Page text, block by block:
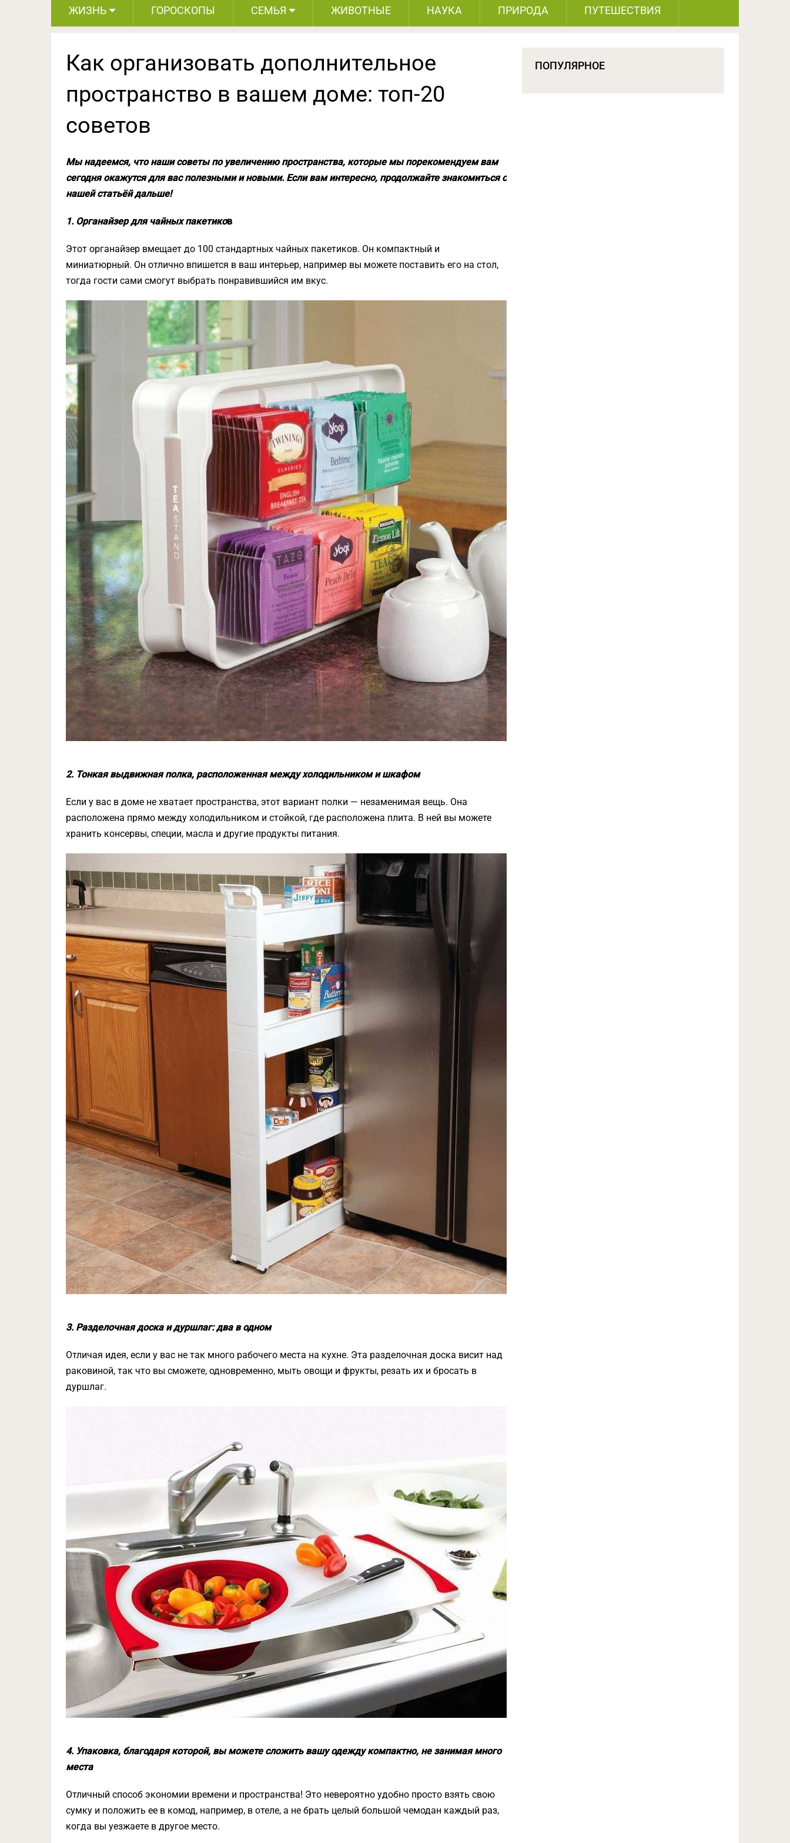
ЖИЗНЬ ГОРОСКОПЫ СЕМЬЯ ЖИВОТНЫЕ НАУКА ПРИРОДА ПУТЕШЕСТВИЯ
Как организовать дополнительное
пространство в вашем доме: топ-20
советов
Мы надеемся, что наши советы по увеличению пространства, которые мы порекомендуем вам
сегодня окажутся для вас полезными и новыми. Если вам интересно, продолжайте знакомиться с
нашей статьёй дальше!
1. Органайзер для чайных пакетиков
Этот органайзер вмещает до 100 стандартных чайных пакетиков. Он компактный и
миниатюрный. Он отлично впишется в ваш интерьер, например вы можете поставить его на стол,
тогда гости сами смогут выбрать понравившийся им вкус.
2. Тонкая выдвижная полка, расположенная между холодильником и шкафом
Если у вас в доме не хватает пространства, этот вариант полки — незаменимая вещь. Она
расположена прямо между холодильником и стойкой, где расположена плита. В ней вы можете
хранить консервы, специи, масла и другие продукты питания.
3. Разделочная доска и дуршлаг: два в одном
Отличая идея, если у вас не так много рабочего места на кухне. Эта разделочная доска висит над
раковиной, так что вы сможете, одновременно, мыть овощи и фрукты, резать их и бросать в
дуршлаг.
4. Упаковка, благодаря которой, вы можете сложить вашу одежду компактно, не занимая много
места
Отличный способ экономии времени и пространства! Это невероятно удобно просто взять свою
сумку и положить ее в комод, например, в отеле, а не брать целый большой чемодан каждый раз,
когда вы уезжаете в другое место.
ПОПУЛЯРНОЕ